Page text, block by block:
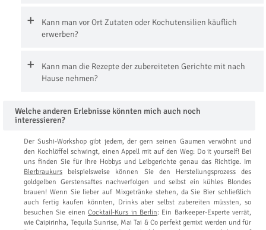
Kann man vor Ort Zutaten oder Kochutensilien käuflich
erwerben?
Kann man die Rezepte der zubereiteten Gerichte mit nach
Hause nehmen?
Welche anderen Erlebnisse könnten mich auch noch
interessieren?
Der Sushi-Workshop gibt jedem, der gern seinen Gaumen verwöhnt und
den Kochlöffel schwingt, einen Appell mit auf den Weg: Do it yourself! Bei
uns finden Sie für Ihre Hobbys und Leibgerichte genau das Richtige. Im
Bierbraukurs beispielsweise können Sie den Herstellungsprozess des
goldgelben Gerstensaftes nachverfolgen und selbst ein kühles Blondes
brauen! Wenn Sie lieber auf Mixgetränke stehen, da Sie Bier schließlich
auch fertig kaufen könnten, Drinks aber selbst zubereiten müssten, so
besuchen Sie einenCocktail-Kurs in Berlin: Ein Barkeeper-Experte verrät,
wie Caipirinha, Tequila Sunrise, Mai Tai & Co perfekt gemixt werden und für